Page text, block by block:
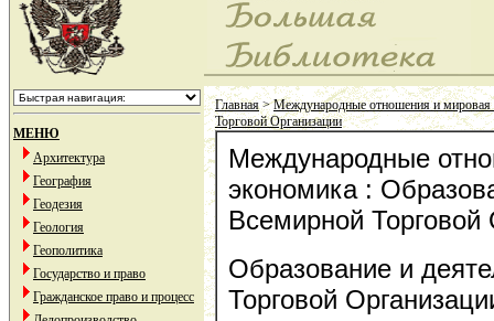
МЕНЮ
Архитектура
География
Геодезия
Геология
Геополитика
Государство и право
Гражданское право и процесс
Главная>Международные отношения и мировая
Торговой Организации
Международные
экономика :
Всемирной Торговой
Образование и
Торговой